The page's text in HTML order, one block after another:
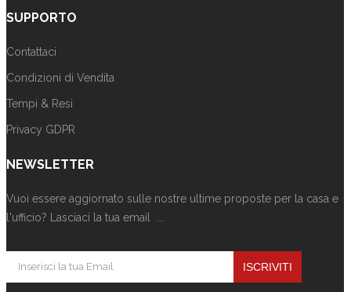
SUPPORTO
Contattaci
Condizioni di Vendita
Tempi & Resi
Privacy GDPR
NEWSLETTER
Vuoi essere aggiornato sulle nostre ultime proposte per la casa e
l'ufficio? Lasciaci la tua email ...